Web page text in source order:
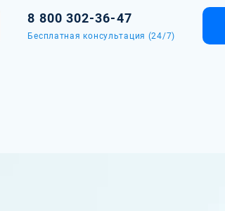
8 800 302-36-47
Бесплатная консультация (24/7)